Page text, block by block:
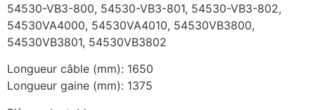
54530-VB3-800, 54530-VB3-801, 54530-VB3-802,
54530VA4000, 54530VA4010, 54530VB3800,
54530VB3801, 54530VB3802
Longueur câble (mm): 1650
Longueur gaine (mm): 1375